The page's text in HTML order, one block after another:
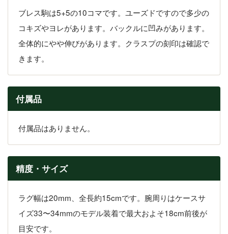
ブレス駒は5+5の10コマです。ユーズドですので多少の
コキズやヨレがあります。バックルに凹みがあります。
全体的にやや伸びがあります。クラスプの刻印は確認で
きます。
付属品
付属品はありません。
精度・サイズ
ラグ幅は20mm、全長約15cmです。腕周りはケースサ
イズ33〜34mmのモデル装着で最大およそ18cm前後が
目安です。